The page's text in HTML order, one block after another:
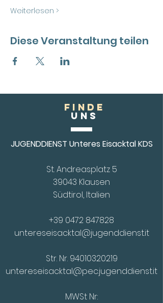
Weiterlesen >
Diese Veranstaltung teilen
FINDE
Uns
JUGENDDIENST Unteres Eisacktal KDS
St. Andreasplatz 5
39043 Klausen
Südtirol, Italien
+39 0472 847828
untereseisacktal@jugenddienst.it
Str. Nr. 94010320219
untereseisacktal@pec.jugenddienst.it
MWSt Nr: